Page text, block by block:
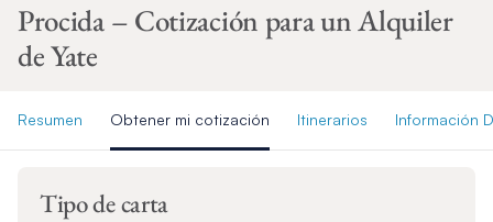
Procida – Cotización para un Alquiler
de Yate
Resumen Obtener mi cotización Itinerarios Información
Tipo de carta